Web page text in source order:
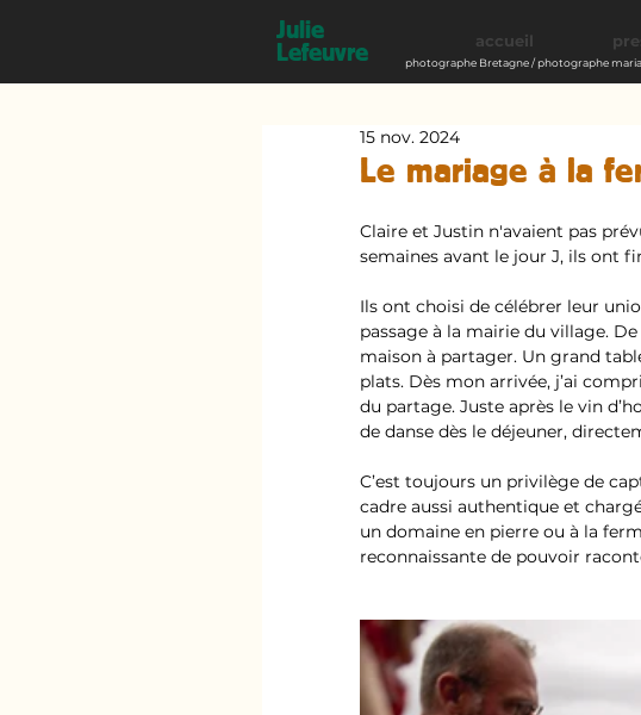
Julie
Lefeuvre
accueil
photographe Bretagne / photographe
Le mariage à la
15 nov. 2024
Claire et Justin n'avaient pas
semaines avant le jour J, ils ont
Ils ont choisi de célébrer leur
passage à la mairie du village.
maison à partager. Un grand
plats. Dès mon arrivée, j’ai
du partage. Juste après le vin
de danse dès le déjeuner,
C’est toujours un privilège de
cadre aussi authentique et
un domaine en pierre ou à la
reconnaissante de pouvoir